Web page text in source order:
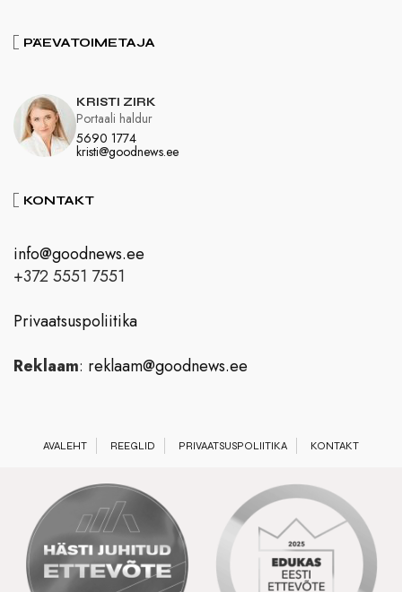
PÄEVATOIMETAJA
KRISTI ZIRK
5690 1774
kristi@goodnews.ee
Portaali haldur
KONTAKT
info@goodnews.ee
+372 5551 7551
Privaatsuspoliitika
Reklaam: reklaam@goodnews.ee
AVALEHT REEGLID PRIVAATSUSPOLIITIKA KONTAKT